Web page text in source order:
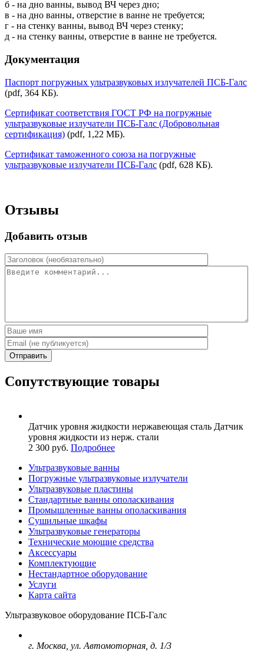
б - на дно ванны, вывод ВЧ через дно;
в - на дно ванны, отверстие в ванне не требуется;
г - на стенку ванны, вывод ВЧ через стенку;
д - на стенку ванны, отверстие в ванне не требуется.
Документация
Паспорт погружных ультразвуковых излучателей ПСБ-Галс
(pdf, 364 КБ).
Сертификат соответствия ГОСТ РФ на погружные
ультразвуковые излучатели ПСБ-Галс (Добровольная
сертификация) (pdf, 1,22 МБ).
Сертификат таможенного союза на погружные
ультразвуковые излучатели ПСБ-Галс (pdf, 628 КБ).
Отзывы
Добавить отзыв
Отправить
Сопутствующие товары
Датчик уровня жидкости нержавеющая сталь Датчик
уровня жидкости из нерж. стали
2 300 руб. Подробнее
Ультразвуковые ванны
Погружные ультразвуковые излучатели
Ультразвуковые пластины
Стандартные ванны ополаскивания
Промышленные ванны ополаскивания
Сушильные шкафы
Ультразвуковые генераторы
Технические моющие средства
Аксессуары
Комплектующие
Нестандартное оборудование
Услуги
Карта сайта
Ультразвуковое оборудование ПСБ-Галс
г. Москва, ул. Автомоторная, д. 1/3